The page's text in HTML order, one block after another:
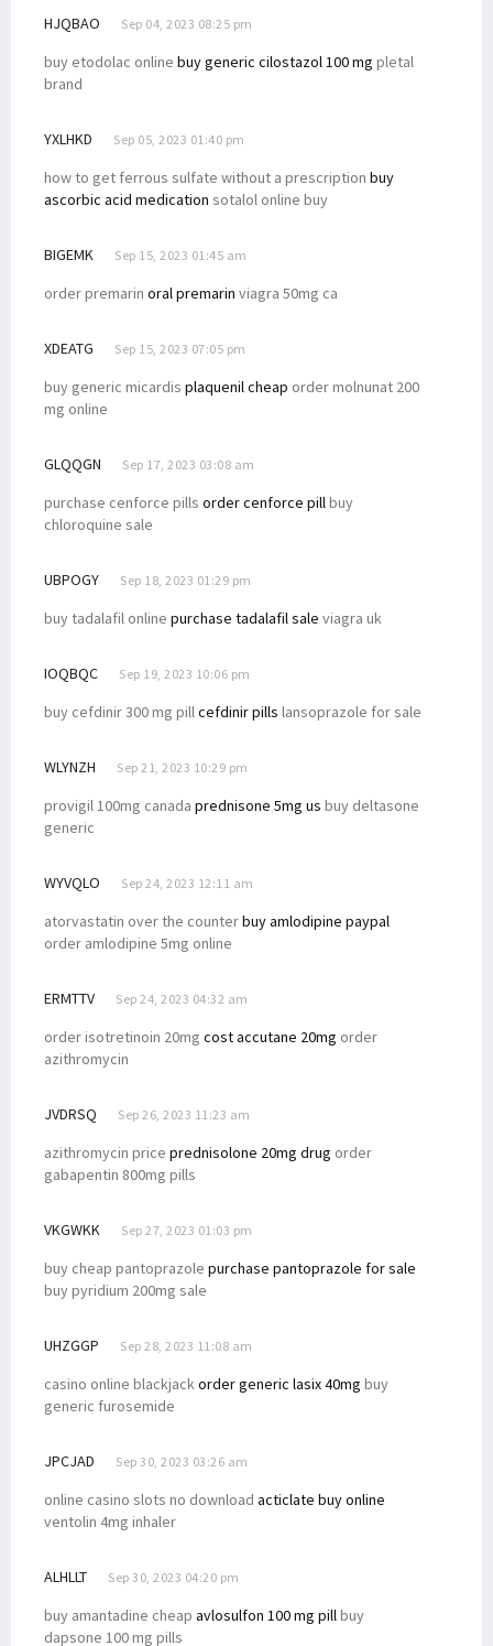
HJQBAO Sep 04, 2023 08:25 pm
buy etodolac online buy generic cilostazol 100 mg pletal
brand
YXLHKD Sep 05, 2023 01:40 pm
how to get ferrous sulfate without a prescription buy
ascorbic acid medication sotalol online buy
BIGEMK Sep 15, 2023 01:45 am
order premarin oral premarin viagra 50mg ca
XDEATG Sep 15, 2023 07:05 pm
buy generic micardis plaquenil cheap order molnunat 200
mg online
GLQQGN Sep 17, 2023 03:08 am
purchase cenforce pills order cenforce pillbuy
chloroquine sale
UBPOGY Sep 18, 2023 01:29 pm
buy tadalafil online purchase tadalafil sale viagra uk
IOQBQC Sep 19, 2023 10:06 pm
buy cefdinir 300 mg pillcefdinir pills lansoprazole for sale
WLYNZH Sep 21, 2023 10:29 pm
provigil 100mg canada prednisone 5mg us buy deltasone
generic
WYVQLO Sep 24, 2023 12:11 am
atorvastatin over the counterbuy amlodipine paypal
order amlodipine 5mg online
ERMTTV Sep 24, 2023 04:32 am
order isotretinoin 20mg cost accutane 20mg order
azithromycin
JVDRSQ Sep 26, 2023 11:23 am
azithromycin price prednisolone 20mg drug order
gabapentin 800mg pills
VKGWKK Sep 27, 2023 01:03 pm
buy cheap pantoprazole purchase pantoprazole for sale
buy pyridium 200mg sale
UHZGGP Sep 28, 2023 11:08 am
casino online blackjackorder generic lasix 40mg buy
generic furosemide
JPCJAD Sep 30, 2023 03:26 am
online casino slots no download acticlate buy online
ventolin 4mg inhaler
ALHLLT Sep 30, 2023 04:20 pm
buy amantadine cheap avlosulfon 100 mg pillbuy
dapsone 100 mg pills